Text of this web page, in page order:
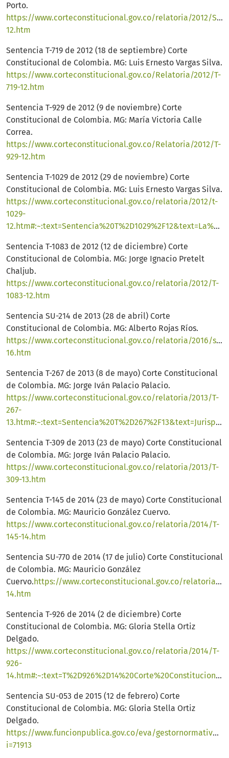
Porto.
https://www.corteconstitucional.gov.co/relatoria/2012/
12.htm
Sentencia T-719 de 2012 (18 de septiembre) Corte
Constitucional de Colombia. MG: Luis Ernesto Vargas Silva.
https://www.corteconstitucional.gov.co/Relatoria/2012/T-
719-12.htm
Sentencia T-929 de 2012 (9 de noviembre) Corte
Constitucional de Colombia. MG: María Victoria Calle
Correa.
https://www.corteconstitucional.gov.co/Relatoria/2012/T-
929-12.htm
Sentencia T-1029 de 2012 (29 de noviembre) Corte
Constitucional de Colombia. MG: Luis Ernesto Vargas Silva.
https://www.corteconstitucional.gov.co/relatoria/2012/t-
1029-
12.htm#:~:text=Sentencia%20T%2D1029%2F12&text=La%20tutela%20contra%20providencia%20judicial,los%20fallos%20objeto%20de%20amparo
Sentencia T-1083 de 2012 (12 de diciembre) Corte
Constitucional de Colombia. MG: Jorge Ignacio Pretelt
Chaljub.
https://www.corteconstitucional.gov.co/relatoria/2012/T-
1083-12.htm
Sentencia SU-214 de 2013 (28 de abril) Corte
Constitucional de Colombia. MG: Alberto Rojas Ríos.
https://www.corteconstitucional.gov.co/relatoria/2016/
16.htm
Sentencia T-267 de 2013 (8 de mayo) Corte Constitucional
de Colombia. MG: Jorge Iván Palacio Palacio.
https://www.corteconstitucional.gov.co/relatoria/2013/T-
267-
13.htm#:~:text=Sentencia%20T%2D267%2F13&text=Jurisprudencialmente%20se%20ha%20determinado%2C%20desde,de%20la%20competencia%20para%20hacerlo
Sentencia T-309 de 2013 (23 de mayo) Corte Constitucional
de Colombia. MG: Jorge Iván Palacio Palacio.
https://www.corteconstitucional.gov.co/relatoria/2013/T-
309-13.htm
Sentencia T-145 de 2014 (23 de mayo) Corte Constitucional
de Colombia. MG: Mauricio González Cuervo.
https://www.corteconstitucional.gov.co/relatoria/2014/T-
145-14.htm
Sentencia SU-770 de 2014 (17 de julio) Corte Constitucional
de Colombia. MG: Mauricio González
Cuervo. https://www.corteconstitucional.gov.co/relatoria/
14.htm
Sentencia T-926 de 2014 (2 de diciembre) Corte
Constitucional de Colombia. MG: Gloria Stella Ortiz
Delgado.
https://www.corteconstitucional.gov.co/relatoria/2014/T-
926-
14.htm#:~:text=T%2D926%2D14%20Corte%20Constitucional%20de%20Colombia&text=El%20defecto%20procedimental%20por%20exceso,la%20consecuente%20denegaci%C3%B3n%20de%20justicia
Sentencia SU-053 de 2015 (12 de febrero) Corte
Constitucional de Colombia. MG: Gloria Stella Ortiz
Delgado.
https://www.funcionpublica.gov.co/eva/gestornormativo/
i=71913